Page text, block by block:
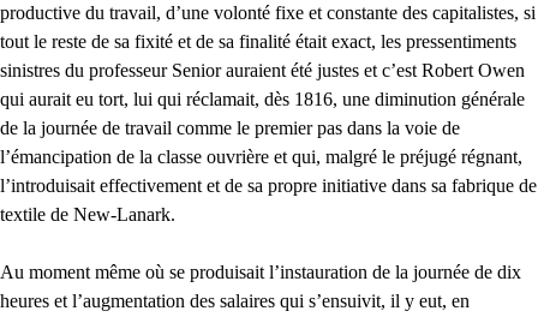
productive du travail, d’une volonté fixe et constante des capitalistes, si
tout le reste de sa fixité et de sa finalité était exact, les pressentiments
sinistres du professeur Senior auraient été justes et c’est Robert Owen
qui aurait eu tort, lui qui réclamait, dès 1816, une diminution générale
de la journée de travail comme le premier pas dans la voie de
l’émancipation de la classe ouvrière et qui, malgré le préjugé régnant,
l’introduisait effectivement et de sa propre initiative dans sa fabrique de
textile de New-Lanark.
Au moment même où se produisait l’instauration de la journée de dix
heures et l’augmentation des salaires qui s’ensuivit, il y eut, en